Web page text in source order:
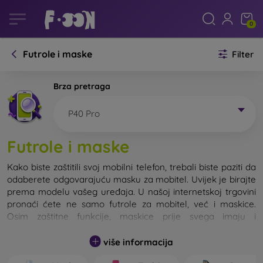
0
Futrole i maske Filter
Brza pretraga
P40 Pro
Futrole i maske
Kako biste zaštitili svoj mobilni telefon, trebali biste paziti da
odaberete odgovarajuću masku za mobitel. Uvijek je birajte
prema modelu vašeg uređaja. U našoj internetskoj trgovini
pronaći ćete ne samo futrole za mobitel, već i maskice.
Osim zaštitne funkcije, maskice prije svega imaju i
Maskicu za mobitel možemo također nazvati i stražnjom
više informacija